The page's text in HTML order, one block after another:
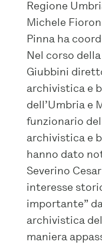
Regione
Michele
Pinna ha
Nel corso
Giubbini
archivistica e
dell’Umbria e
funzionario
archivistica e
hanno dato
Severino
interesse
importante”
archivistica
maniera